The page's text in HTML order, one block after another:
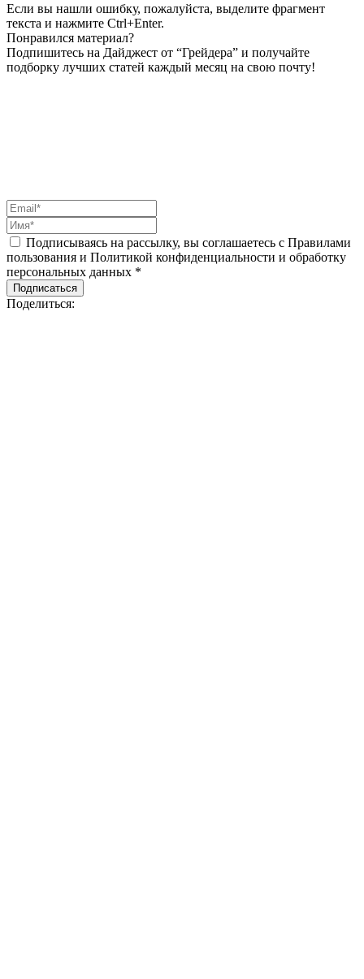
Если вы нашли ошибку, пожалуйста, выделите фрагмент
текста и нажмите Ctrl+Enter.
Понравился материал?
Подпишитесь на Дайджест от “Грейдера” и получайте
подборку лучших статей каждый месяц на свою почту!
Подписываясь на рассылку, вы соглашаетесь с Правилами
пользования и Политикой конфиденциальности и обработку
персональных данных *
Подписаться
Поделиться: